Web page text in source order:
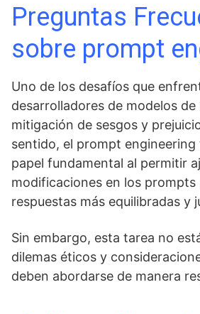
Preguntas
sobre prompt
Uno de los desafíos que
desarrolladores de modelos de
mitigación de sesgos y
sentido, el prompt engineering
papel fundamental al permitir
modificaciones en los
respuestas más equilibradas y
Sin embargo, esta tarea no
dilemas éticos y
deben abordarse de manera